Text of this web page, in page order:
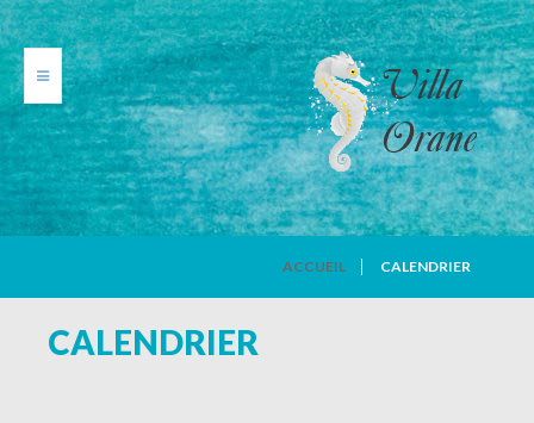
ACCUEIL CALENDRIER
CALENDRIER